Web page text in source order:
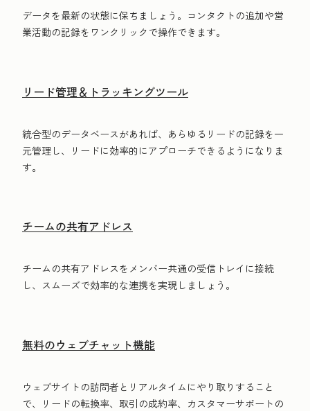
データを最新の状態に保ちましょう。コンタクトの追加や営
業活動の記録をワンクリックで操作できます。
リード管理＆トラッキングツール
統合型のデータベースがあれば、あらゆるリードの記録を一
元管理し、リードに効率的にアプローチできるようになりま
す。
チームの共有アドレス
チームの共有アドレスをメンバー共通の受信トレイに接続
し、スムーズで効率的な連携を実現しましょう。
無料のウェブチャット機能
ウェブサイトの訪問者とリアルタイムにやり取りすること
で、リードの転換率、取引の成約率、カスタマーサポートの